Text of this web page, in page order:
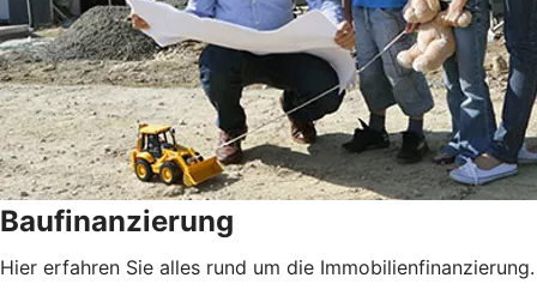
Baufinanzierung
Hier erfahren Sie alles rund um die Immobilienfinanzierung.